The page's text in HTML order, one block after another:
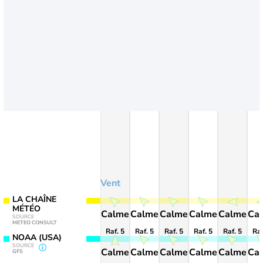
LA CHAÎNE
MÉTÉO
SOURCE
METEO CONSULT
NOAA (USA)
SOURCE
GFS
Vent
Calme
Raf. 5
Calme
Calme
Raf. 5
Calme
Calme
Raf. 5
Calme
Calme
Raf. 5
Calme
Calme
Raf. 5
Calme